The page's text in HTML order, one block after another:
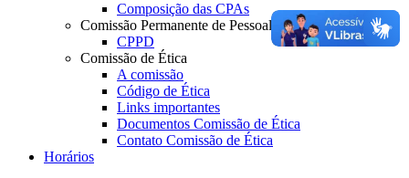
Composição das CPAs
Comissão Permanente de Pessoal Docente
CPPD
Comissão de Ética
A comissão
Código de Ética
Links importantes
Documentos Comissão de Ética
Contato Comissão de Ética
Horários